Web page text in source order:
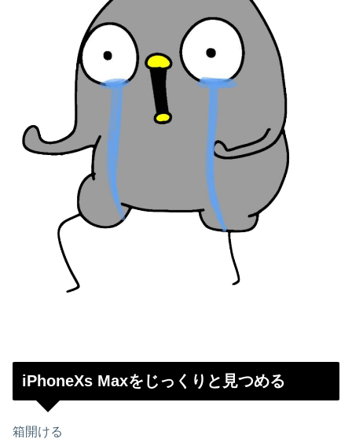
iPhoneXs Maxをじっくりと見つめる
箱開ける